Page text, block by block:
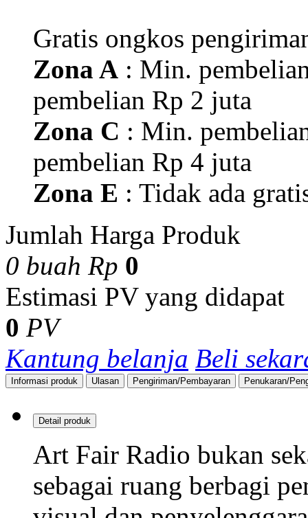
Jumlah produk yang
akumulasi total.
Jumlah pesanan dan
dalam troli adalah
Informasi pengiriman
Estimasi waktu
beda per wilayahnya.
Gratis ongkos
Zona A: Min.
pembelian Rp 2 juta
Zona C
: Min.
pembelian Rp 4 juta
Zona E: Tidak ada